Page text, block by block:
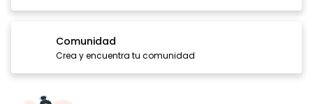
Comunidad
Crea y encuentra tu comunidad